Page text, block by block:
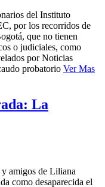
del Instituto
por los recorridos de
que no tienen
o judiciales, como
por Noticias
probatorio Ver Mas
La
y amigos de Liliana
como desaparecida el